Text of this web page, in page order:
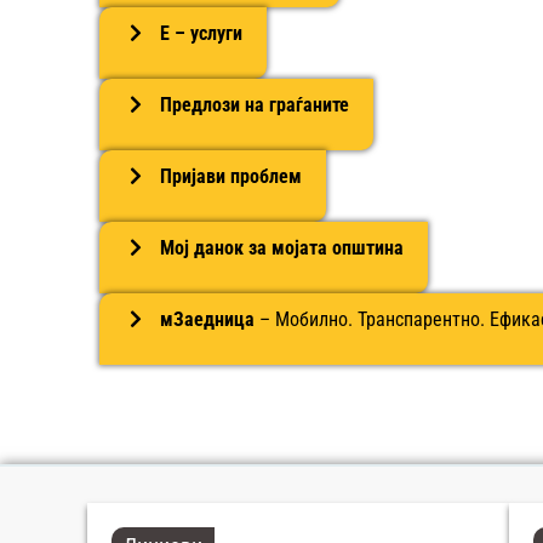
Е – услуги
Предлози на граѓаните
Пријави проблем
Мој данок за мојата општина
мЗаедница – Мобилно. Транспарентно.